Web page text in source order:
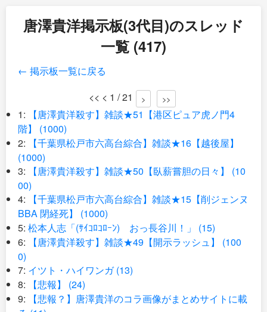
唐澤貴洋掲示板(3代目)のスレッド
一覧 (417)
← 掲示板一覧に戻る
<< < 1 / 21
> >>
1:
【唐澤貴洋殺す】雑談★51【港区ピュア虎ノ門4
階】 (1000)
2:
【千葉県松戸市六高台綜合】雑談★16【越後屋】
(1000)
3:
【唐澤貴洋殺す】雑談★50【臥薪嘗胆の日々】 (10
00)
4:
【千葉県松戸市六高台綜合】雑談★15【削ジェンヌ
BBA 閉経死】 (1000)
5: 松本人志「(ｻｲｺﾛｺﾛｰﾝ) おっ長谷川！」 (15)
6:
【唐澤貴洋殺す】雑談★49【開示ラッシュ】 (100
0)
7: イツト・ハイワンガ (13)
8:
【悲報】 (24)
9:
【悲報？】唐澤貴洋のコラ画像がまとめサイトに載